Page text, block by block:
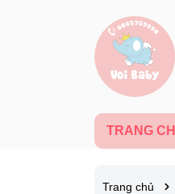
TRANG
Trang chủ